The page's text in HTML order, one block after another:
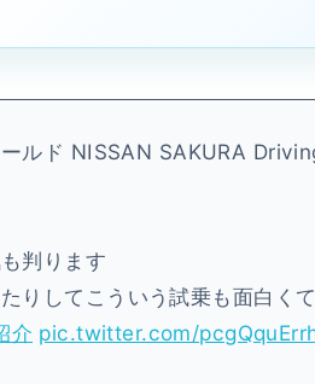
ルド NISSAN SAKURA
判ります
りしてこういう試乗も面白く
介 pic.twitter.com/